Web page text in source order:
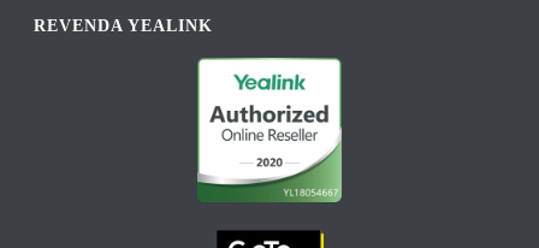
REVENDA YEALINK